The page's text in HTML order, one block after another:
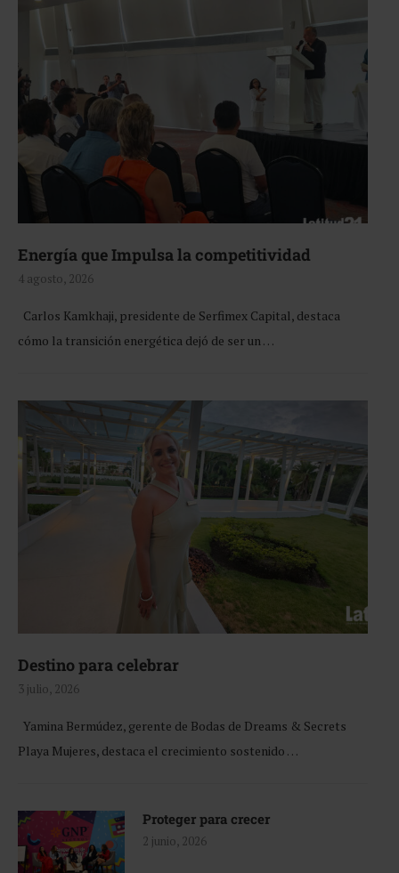
Energía que Impulsa la competitividad
4 agosto, 2026
Carlos Kamkhaji, presidente de Serfimex Capital, destaca
cómo la transición energética dejó de ser un …
Destino para celebrar
3 julio, 2026
Yamina Bermúdez, gerente de Bodas de Dreams & Secrets
Playa Mujeres, destaca el crecimiento sostenido …
Proteger para crecer
2 junio, 2026